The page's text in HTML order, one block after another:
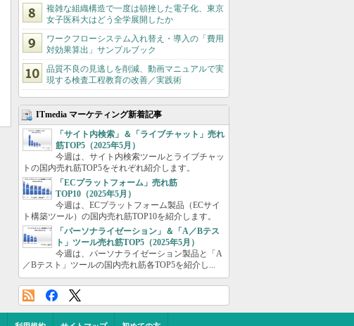
複雑な組織構造で一度は頓挫した電子化、東京
女子医科大はどう全学展開したか
ワークフローシステム入れ替え・導入の「費用
対効果算出」サンプルブック
品質不良の見逃しを削減、動画マニュアルで実
現する検査工程教育の改善／実践術
ITmedia マーケティング新着記事
「サイト内検索」＆「ライブチャット」売れ
筋TOP5（2025年5月）
今週は、サイト内検索ツールとライブチャッ
トの国内売れ筋TOP5をそれぞれ紹介します。
「ECプラットフォーム」売れ筋
TOP10（2025年5月）
今週は、ECプラットフォーム製品（ECサイ
ト構築ツール）の国内売れ筋TOP10を紹介します。
「パーソナライゼーション」＆「A／Bテス
ト」ツール売れ筋TOP5（2025年5月）
今週は、パーソナライゼーション製品と「A
／Bテスト」ツールの国内売れ筋各TOP5を紹介し...